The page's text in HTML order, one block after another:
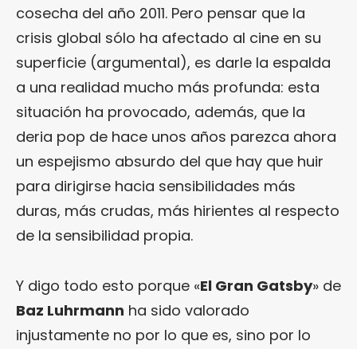
cosecha del año 2011. Pero pensar que la
crisis global sólo ha afectado al cine en su
superficie (argumental), es darle la espalda
a una realidad mucho más profunda: esta
situación ha provocado, además, que la
deria pop de hace unos años parezca ahora
un espejismo absurdo del que hay que huir
para dirigirse hacia sensibilidades más
duras, más crudas, más hirientes al respecto
de la sensibilidad propia.
Y digo todo esto porque «El Gran Gatsby» de
Baz Luhrmann ha sido valorado
injustamente no por lo que es, sino por lo